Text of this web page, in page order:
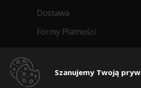
Szanujemy Twoją
Dostawa
Formy Płatności
Dlaczego warto kupić w